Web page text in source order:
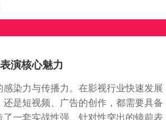
演核心魅力
染力与传播力。在影视行业快速发展
是短视频、广告的创作，都需要具备
一套实战性强、针对性突出的镜前表